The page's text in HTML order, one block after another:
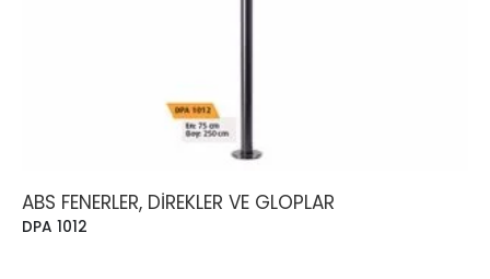
ABS FENERLER, DIREKLER VE GLOPLAR
DPA 1012